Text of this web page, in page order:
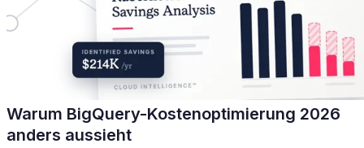
Warum BigQuery-Kostenoptimierung 2026
anders aussieht